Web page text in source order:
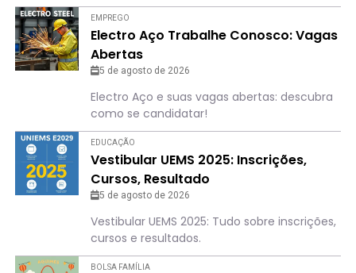
EMPREGO
Electro Aço Trabalhe Conosco: Vagas
Abertas
5 de agosto de 2026
Electro Aço e suas vagas abertas: descubra
como se candidatar!
EDUCAÇÃO
Vestibular UEMS 2025: Inscrições,
Cursos, Resultado
5 de agosto de 2026
Vestibular UEMS 2025: Tudo sobre inscrições,
cursos e resultados.
BOLSA FAMÍLIA